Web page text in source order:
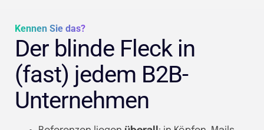
Kennen Sie das?
Der blinde Fleck in
(fast) jedem B2B-
Unternehmen